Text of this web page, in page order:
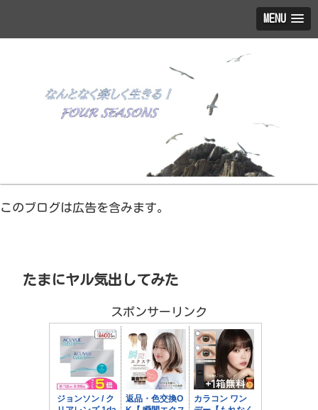
MENU
このブログは広告を含みます。
たまにヤル気出してみた
スポンサーリンク